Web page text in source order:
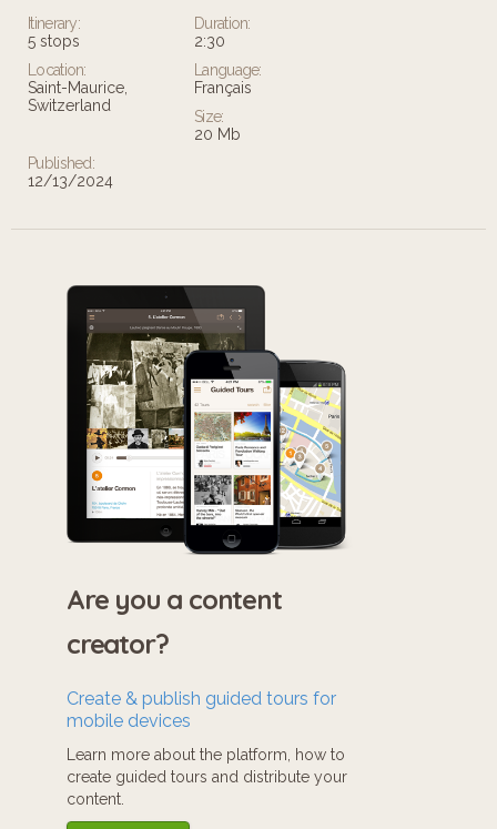
Itinerary:
5 stops
Duration:
2:30
Location:
Saint-Maurice,
Switzerland
Language:
Français
Size:
20 Mb
Published:
12/13/2024
Are you a content
creator?
Create & publish guided tours for
mobile devices
Learn more about the platform, how to
create guided tours and distribute your
content.